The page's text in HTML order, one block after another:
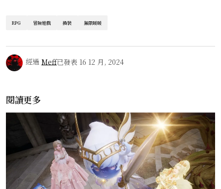
RPG 冒險遊戲 換裝 無限暖暖
經過 Meff已發表 16 12 月, 2024
閱讀更多